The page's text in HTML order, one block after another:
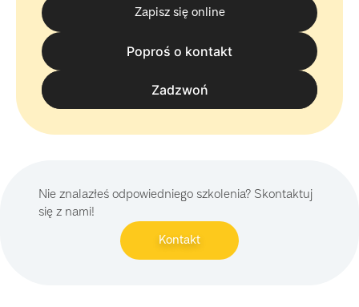
Zapisz się online
Poproś o kontakt
Zadzwoń
tel. 570 570 050
Nie znalazłeś odpowiedniego szkolenia? Skontaktuj
się z nami!
Kontakt